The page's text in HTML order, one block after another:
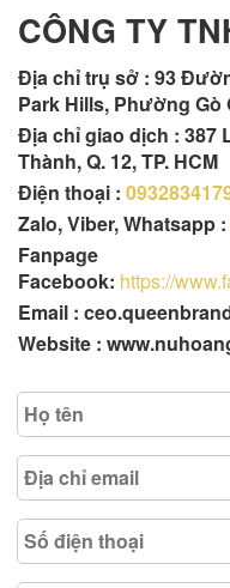
CÔNG TY
Địa chỉ trụ sở : 93
Park Hills, Phường Gò
Địa chỉ giao dịch : 387
Thành, Q. 12, TP. HCM
Điện thoại :
Zalo, Viber, Whatsapp :
Fanpage
Facebook: https://
Email :
Website :